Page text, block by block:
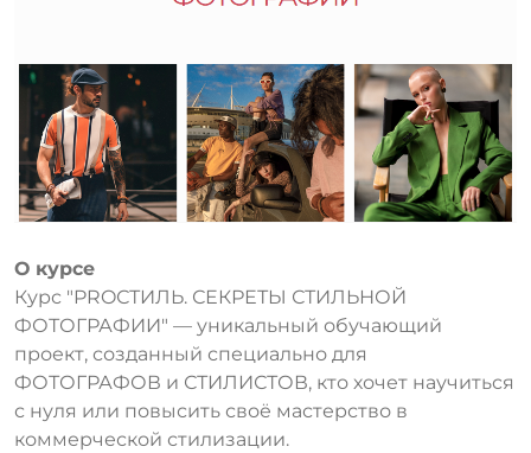
О курсе
Курс "PROСТИЛЬ. СЕКРЕТЫ СТИЛЬНОЙ
ФОТОГРАФИИ" — уникальный обучающий
проект, созданный специально для
ФОТОГРАФОВ и СТИЛИСТОВ, кто хочет научиться
с нуля или повысить своё мастерство в
коммерческой стилизации.